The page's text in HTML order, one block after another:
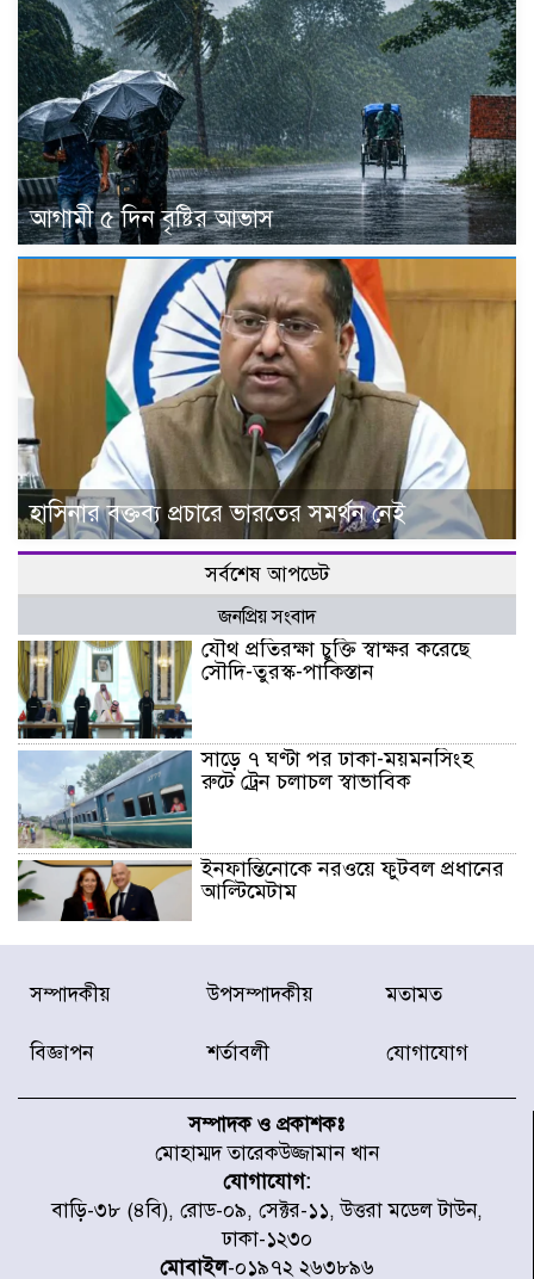
আগামী ৫ দিন বৃষ্টির আভাস
হাসিনার বক্তব্য প্রচারে ভারতের সমর্থন নেই
সর্বশেষ আপডেট
জনপ্রিয় সংবাদ
যৌথ প্রতিরক্ষা চুক্তি স্বাক্ষর করেছে
সৌদি-তুরস্ক-পাকিস্তান
সাড়ে ৭ ঘণ্টা পর ঢাকা-ময়মনসিংহ
রুটে ট্রেন চলাচল স্বাভাবিক
ইনফান্তিনোকে নরওয়ে ফুটবল প্রধানের
আল্টিমেটাম
দেশে ভারি বৃষ্টির সতর্কবার্তা, ১০
জেলায় বন্যার পূর্বাভাস
স্থাপনের উদ্যোগ চান মিয়া ব্যাপারীর
৭ জেলায় ঝোড়ো হাওয়াসহ বজ্রবৃষ্টির
শঙ্কা
সম্পাদকীয় উপসম্পাদকীয় মতামত
বিজ্ঞাপন শর্তাবলী যোগাযোগ
সম্পাদক ও প্রকাশকঃ
মোহাম্মদ তারেকউজ্জামান খান
যোগাযোগ:
বাড়ি-৩৮ (৪বি), রোড-০৯, সেক্টর-১১, উত্তরা মডেল টাউন,
ঢাকা-১২৩০
মোবাইল-০১৯৭২ ২৬৩৮৯৬